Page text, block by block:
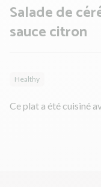
Salade de
sauce citron
Healthy
Ce plat a été cuisiné